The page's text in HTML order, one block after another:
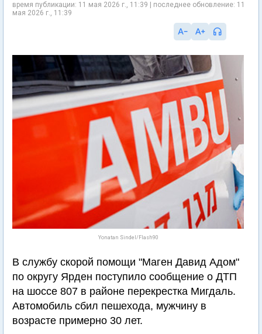
время публикации: 11 мая 2026 г., 11:39 | последнее обновление: 11
мая 2026 г., 11:39
Yonatan Sindel/Flash90
В службу скорой помощи "Маген Давид Адом"
по округу Ярден поступило сообщение о ДТП
на шоссе 807 в районе перекрестка Мигдаль.
Автомобиль сбил пешехода, мужчину в
возрасте примерно 30 лет.